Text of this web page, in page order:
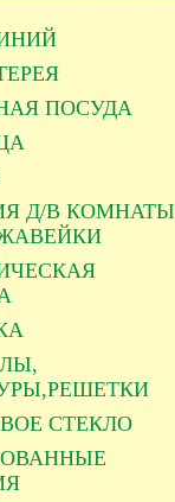
ПОСУДА
Д/В КОМНАТЫ
СТЕКЛО